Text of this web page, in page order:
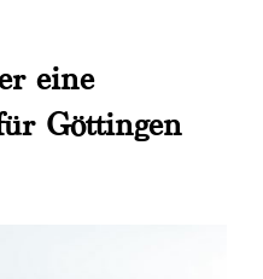
eine
Göttingen